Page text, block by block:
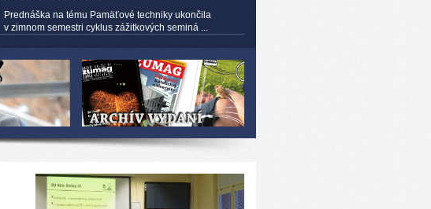
Prednáška na tému Pamäťové techniky ukončila
v zimnom semestri cyklus zážitkových seminá ...